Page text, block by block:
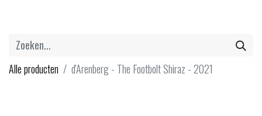
Alle producten d'Arenberg - The Footbolt Shiraz - 2021